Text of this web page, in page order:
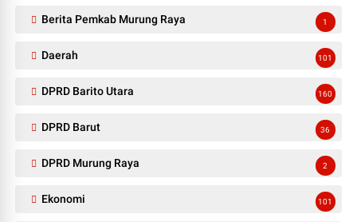
Berita Pemkab Murung Raya 1
Daerah 101
DPRD Barito Utara 160
DPRD Barut 36
DPRD Murung Raya 2
Ekonomi 101